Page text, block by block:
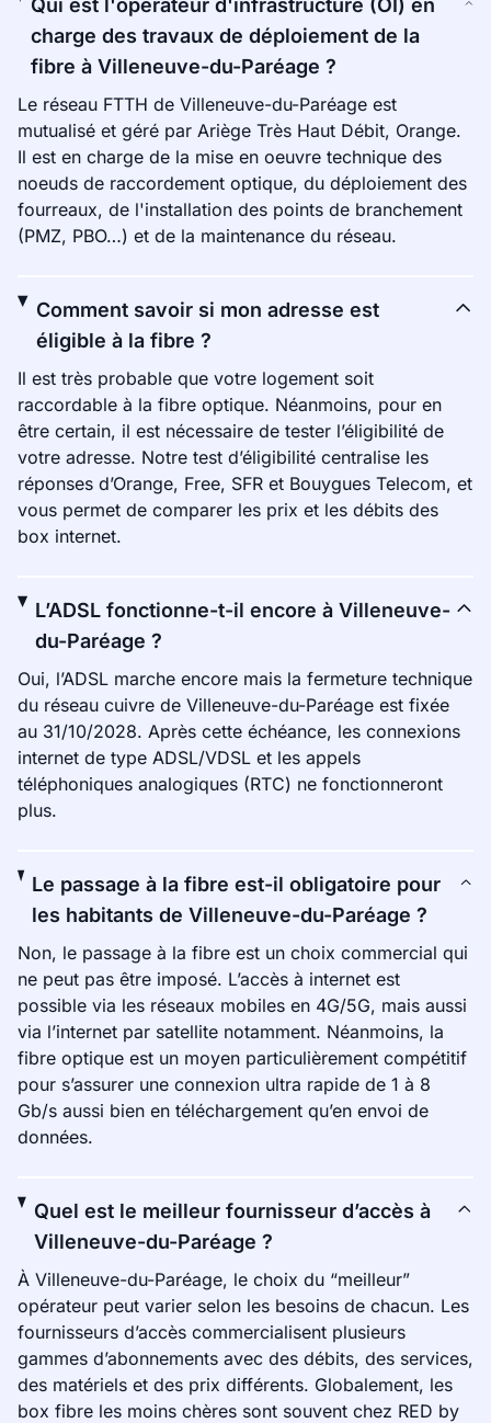
Qui est l'opérateur d'infrastructure (OI) en
charge des travaux de déploiement de la
fibre à Villeneuve-du-Paréage ?
Le réseau FTTH de Villeneuve-du-Paréage est
mutualisé et géré par Ariège Très Haut Débit, Orange.
Il est en charge de la mise en oeuvre technique des
noeuds de raccordement optique, du déploiement des
fourreaux, de l'installation des points de branchement
(PMZ, PBO…) et de la maintenance du réseau.
Comment savoir si mon adresse est
éligible à la fibre ?
Il est très probable que votre logement soit
raccordable à la fibre optique. Néanmoins, pour en
être certain, il est nécessaire de tester l’éligibilité de
votre adresse. Notre test d’éligibilité centralise les
réponses d’Orange, Free, SFR et Bouygues Telecom, et
vous permet de comparer les prix et les débits des
box internet.
L’ADSL fonctionne-t-il encore à Villeneuve-
du-Paréage ?
Oui, l’ADSL marche encore mais la fermeture technique
du réseau cuivre de Villeneuve-du-Paréage est fixée
au 31/10/2028. Après cette échéance, les connexions
internet de type ADSL/VDSL et les appels
téléphoniques analogiques (RTC) ne fonctionneront
plus.
Le passage à la fibre est-il obligatoire pour
les habitants de Villeneuve-du-Paréage ?
Non, le passage à la fibre est un choix commercial qui
ne peut pas être imposé. L’accès à internet est
possible via les réseaux mobiles en 4G/5G, mais aussi
via l’internet par satellite notamment. Néanmoins, la
fibre optique est un moyen particulièrement compétitif
pour s’assurer une connexion ultra rapide de 1 à 8
Gb/s aussi bien en téléchargement qu’en envoi de
données.
Quel est le meilleur fournisseur d’accès à
Villeneuve-du-Paréage ?
À Villeneuve-du-Paréage, le choix du “meilleur”
opérateur peut varier selon les besoins de chacun. Les
fournisseurs d’accès commercialisent plusieurs
gammes d’abonnements avec des débits, des services,
des matériels et des prix différents. Globalement, les
box fibre les moins chères sont souvent chez RED by